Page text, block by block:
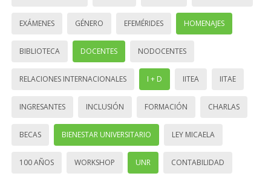
EXÁMENES GÉNERO EFEMÉRIDES HOMENAJES
BIBLIOTECA DOCENTES NODOCENTES
RELACIONES INTERNACIONALES I + D IITEA IITAE
INGRESANTES INCLUSIÓN FORMACIÓN CHARLAS
BECAS BIENESTAR UNIVERSITARIO LEY MICAELA
100 AÑOS WORKSHOP UNR CONTABILIDAD